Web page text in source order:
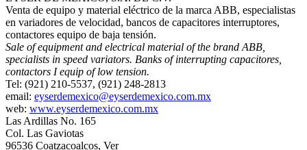
Venta de equipo y material eléctrico de la marca ABB, especialistas
en variadores de velocidad, bancos de capacitores interruptores,
contactores equipo de baja tensión.
Sale of equipment and electrical material of the brand ABB,
specialists in speed variators. Banks of interrupting capacitores,
contactors I equip of low tension.
Tel: (921) 210-5537, (921) 248-2813
email: eyserdemexico@eyserdemexico.com.mx
web: www.eyserdemexico.com.mx
Las Ardillas No. 165
Col. Las Gaviotas
96536 Coatzacoalcos, Ver